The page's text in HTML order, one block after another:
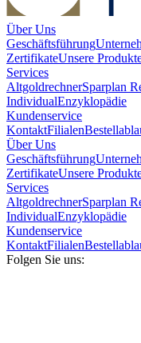
Über Uns
Geschäftsführung
ZertifikateUnsere
Services
AltgoldrechnerSparplan
IndividualEnzyklopädie
Kundenservice
KontaktFilialen
Über Uns
Geschäftsführung
ZertifikateUnsere
Services
AltgoldrechnerSparplan
IndividualEnzyklopädie
Kundenservice
KontaktFilialen
Folgen Sie uns: